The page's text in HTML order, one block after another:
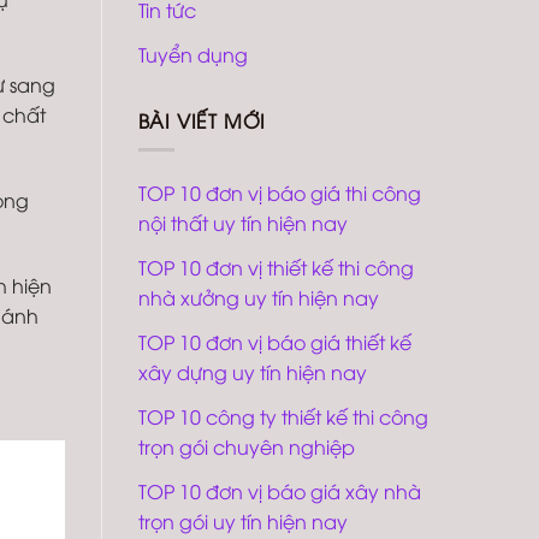
sang
chất
hiện
Tin tức
Tuyển dụng
BÀI VIẾT MỚI
TOP 10 đơn vị báo giá thi công
nội thất uy tín hiện nay
TOP 10 đơn vị thiết kế thi công
nhà xưởng uy tín hiện nay
TOP 10 đơn vị báo giá thiết kế
xây dựng uy tín hiện nay
TOP 10 công ty thiết kế thi công
trọn gói chuyên nghiệp
TOP 10 đơn vị báo giá xây nhà
trọn gói uy tín hiện nay